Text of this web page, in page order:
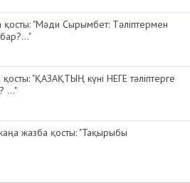
"Мәди Сырымбет: Тәліптермен
"ҚАЗАҚТЫҢ күні НЕГЕ тәліптерге
..."
жазба қосты: "Тақырыбы